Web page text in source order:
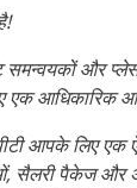
समन्वयकों और
एक आधिकारिक
आपके लिए
सैलरी पैकेज